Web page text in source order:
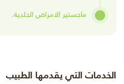
ماجستير الامراض الجلدية.
الخدمات التي يقدمها الطبيب